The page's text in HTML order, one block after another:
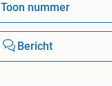
Toon nummer
Bericht